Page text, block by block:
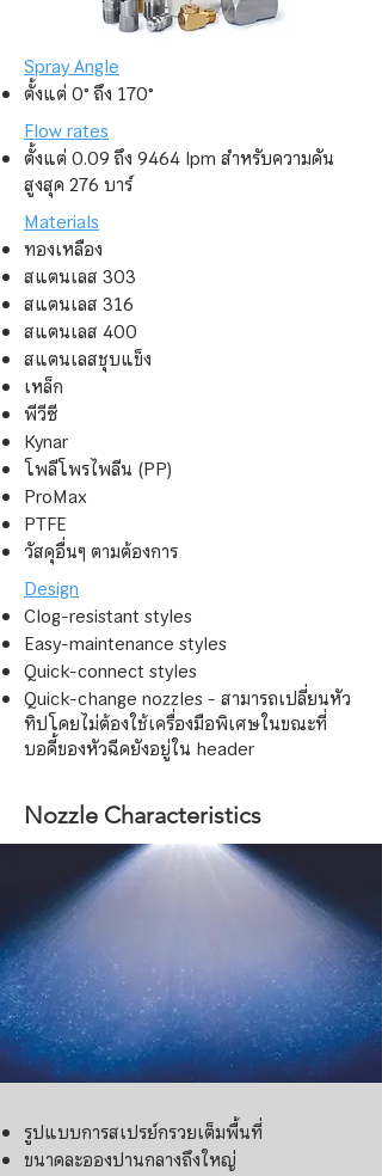
Spray Angle
ตั้งแต่ 0°ถึง 170°
Flow rates
ตั้งแต่ 0.09ถึง 9464 lpm สำหรับความดัน
สูงสุด 276 บาร์
Materials
ทองเหลือง
สแตนเลส 303
สแตนเลส 316
สแตนเลส 400
สแตนเลสชุบแข็ง
เหล็ก
พีวีซี
Kynar
โพลีโพรไพลีน (PP)
ProMax
PTFE
วัสดุอื่นๆ ตามต้องการ
Design
Clog-resistant styles
Easy-maintenance styles
Quick-connect styles
Quick-change nozzles - สามารถเปลี่ยนหัว
ทิปโดยไม่ต้องใช้เครื่องมือพิเศษในขณะที่
บอดี้ของหัวฉีดยังอยู่ใน header
Nozzle Characteristics
รูปแบบการสเปรย์กรวยเต็มพื้นที่
ขนาดละอองปานกลางถึงใหญ่